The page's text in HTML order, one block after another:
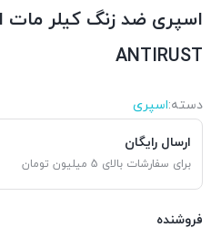
ANTIRUST
دسته:اسپری
ارسال رایگان
برای سفارشات بالای 5 میلیون تومان
فروشنده